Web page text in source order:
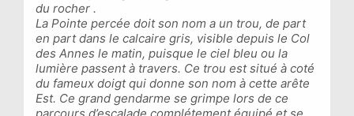
du rocher .
La Pointe percée doit son nom a un trou, de part
en part dans le calcaire gris, visible depuis le Col
des Annes le matin, puisque le ciel bleu ou la
lumière passent à travers. Ce trou est situé à coté
du fameux doigt qui donne son nom à cette arête
Est. Ce grand gendarme se grimpe lors de ce